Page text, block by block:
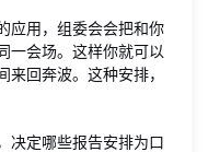
应用，组委会会把和你
一会场。这样你就可以
回奔波。这种安排，
决定哪些报告安排为口